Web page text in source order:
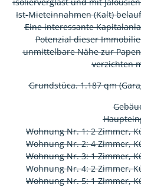
Ist-Mieteinnahmen (Kalt)
Eine interessante
Potenzial dieser
unmittelbare Nähe zur
verzichten
Grundstüca. 1.187 qm
Wohnung Nr. 1: 2 Zimmer,
Wohnung Nr. 2: 4 Zimmer,
Wohnung Nr. 3: 1 Zimmer,
Wohnung Nr. 4: 2 Zimmer,
Wohnung Nr. 5: 1 Zimmer,